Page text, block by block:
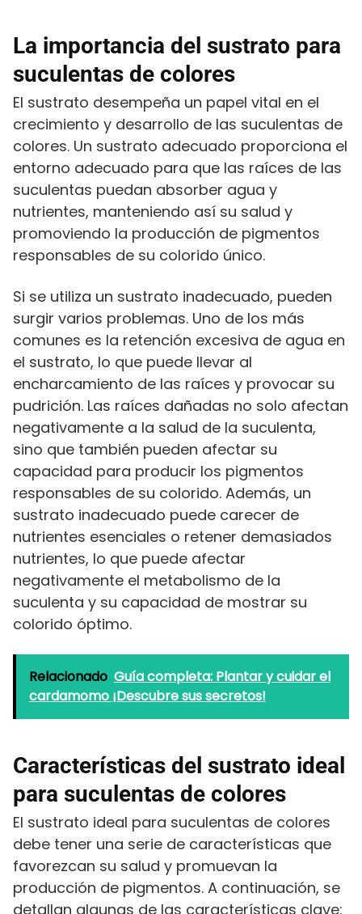
La importancia del sustrato para
suculentas de colores
El sustrato desempeña un papel vital en el
crecimiento y desarrollo de las suculentas de
colores. Un sustrato adecuado proporciona el
entorno adecuado para que las raíces de las
suculentas puedan absorber agua y
nutrientes, manteniendo así su salud y
promoviendo la producción de pigmentos
responsables de su colorido único.
Si se utiliza un sustrato inadecuado, pueden
surgir varios problemas. Uno de los más
comunes es la retención excesiva de agua en
el sustrato, lo que puede llevar al
encharcamiento de las raíces y provocar su
pudrición. Las raíces dañadas no solo afectan
negativamente a la salud de la suculenta,
sino que también pueden afectar su
capacidad para producir los pigmentos
responsables de su colorido. Además, un
sustrato inadecuado puede carecer de
nutrientes esenciales o retener demasiados
nutrientes, lo que puede afectar
negativamente el metabolismo de la
suculenta y su capacidad de mostrar su
colorido óptimo.
Relacionado Guía completa: Plantar y cuidar el
cardamomo ¡Descubre sus secretos!
Características del sustrato ideal
para suculentas de colores
El sustrato ideal para suculentas de colores
debe tener una serie de características que
favorezcan su salud y promuevan la
producción de pigmentos. A continuación, se
detallan algunas de las características clave: